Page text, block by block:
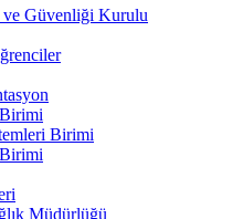
ve Güvenliği Kurulu
Birimi
Müdürlüğü